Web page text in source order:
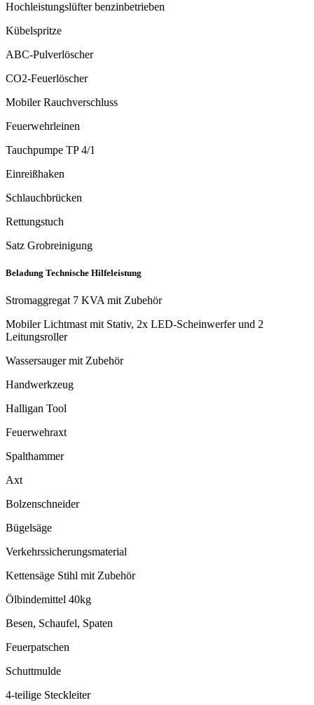
Hochleistungslüfter benzinbetrieben
Kübelspritze
ABC-Pulverlöscher
CO2-Feuerlöscher
Mobiler Rauchverschluss
Feuerwehrleinen
Tauchpumpe TP 4/1
Einreißhaken
Schlauchbrücken
Rettungstuch
Satz Grobreinigung
Beladung Technische Hilfeleistung
Stromaggregat 7 KVA mit Zubehör
Mobiler Lichtmast mit Stativ, 2x LED-Scheinwerfer und 2
Leitungsroller
Wassersauger mit Zubehör
Handwerkzeug
Halligan Tool
Feuerwehraxt
Spalthammer
Axt
Bolzenschneider
Bügelsäge
Verkehrssicherungsmaterial
Kettensäge Stihl mit Zubehör
Ölbindemittel 40kg
Besen, Schaufel, Spaten
Feuerpatschen
Schuttmulde
4-teilige Steckleiter